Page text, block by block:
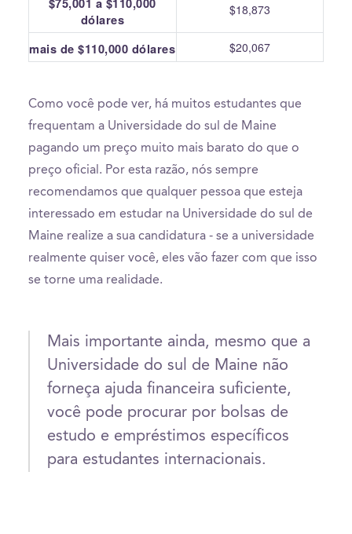
dólares
$18,873
mais de $110,000 dólares $20,067
Como você pode ver, há muitos estudantes que
frequentam a Universidade do sul de Maine
pagando um preço muito mais barato do que o
preço oficial. Por esta razão, nós sempre
recomendamos que qualquer pessoa que esteja
interessado em estudar na Universidade do sul de
Maine realize a sua candidatura - se a universidade
realmente quiser você, eles vão fazer com que isso
se torne uma realidade.
Mais importante ainda, mesmo que a
Universidade do sul de Maine não
forneça ajuda financeira suficiente,
você pode procurar por bolsas de
estudo e empréstimos específicos
para estudantes internacionais.